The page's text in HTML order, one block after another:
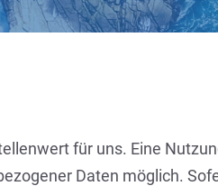
für uns. Eine
Daten möglich.